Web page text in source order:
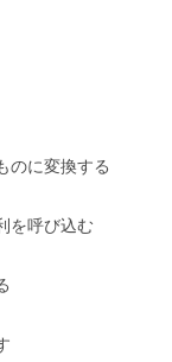
に変換する
を呼び込む